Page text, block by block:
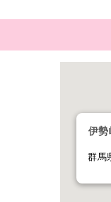
伊
群馬